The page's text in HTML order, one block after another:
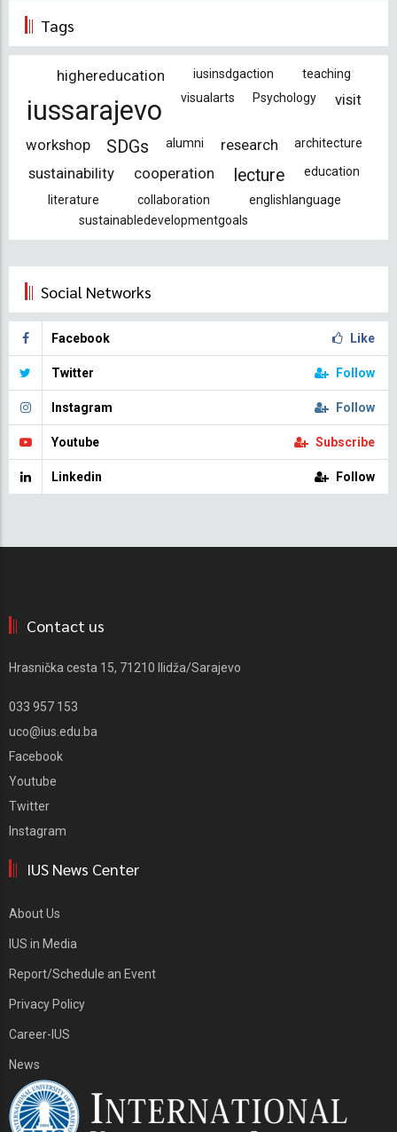
Tags
highereducation iusinsdgaction teaching
iussarajevo visualarts Psychology visit
workshop SDGs alumni research architecture
sustainability cooperation lecture
education
literature
collaboration
englishlanguage
sustainabledevelopmentgoals
Social Networks
Facebook Like
Twitter Follow
Instagram Follow
Youtube Subscribe
Linkedin Follow
Contact us
Hrasnička cesta 15, 71210 Ilidža/Sarajevo
033 957 153
uco@ius.edu.ba
Facebook
Youtube
Twitter
Instagram
IUS News Center
About Us
IUS in Media
Report/Schedule an Event
Privacy Policy
Career-IUS
News